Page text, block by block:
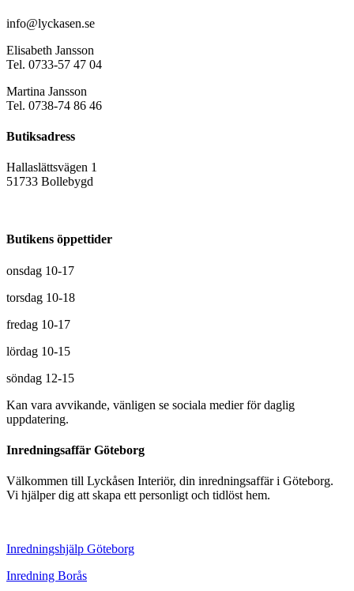
info@lyckasen.se
Elisabeth Jansson
Tel. 0733-57 47 04
Martina Jansson
Tel. 0738-74 86 46
Butiksadress
Hallaslättsvägen 1
51733 Bollebygd
Butikens öppettider
onsdag 10-17
torsdag 10-18
fredag 10-17
lördag 10-15
söndag 12-15
Kan vara avvikande, vänligen se sociala medier för daglig
uppdatering.
Inredningsaffär Göteborg
Välkommen till Lyckåsen Interiör, din inredningsaffär i Göteborg.
Vi hjälper dig att skapa ett personligt och tidlöst hem.
Inredningshjälp Göteborg
Inredning Borås